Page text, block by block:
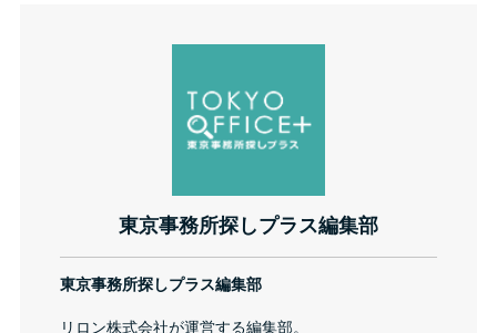
東京事務所探しプラス編集部
東京事務所探しプラス編集部
リロン株式会社が運営する編集部。